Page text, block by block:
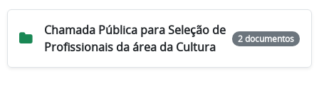
Chamada Pública para Seleção de
Profissionais da área da Cultura
2 documentos